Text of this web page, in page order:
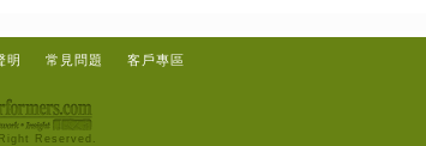
明 常見問題 客戶專區
Reserved.